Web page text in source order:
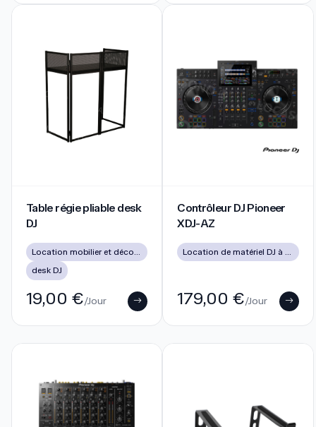
Table régie pliable desk
DJ
Location mobilier et décoration
desk DJ
19,00 €/Jour
Contrôleur DJ Pioneer
XDJ-AZ
Location de matériel DJ à Lyon pour soirées, mariages et événements
179,00 €/Jour